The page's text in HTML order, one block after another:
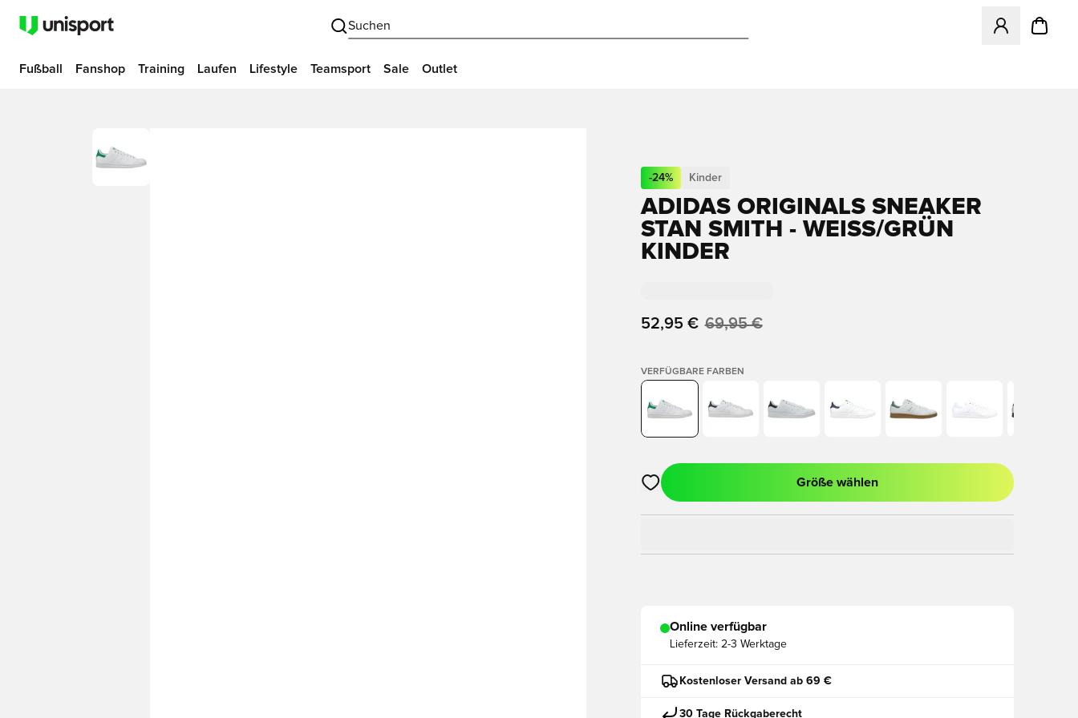
Suchen
Öffnet ein
Fußball Fanshop Training Laufen Lifestyle Teamsport Sale Outlet
-24% Kinder
ADIDAS ORIGINALS SNEAKER
STAN SMITH - WEISS/GRÜN K
INDER
52,95 € 69,95 €
VERFÜGBARE FARBEN
Öffnet ein neues Fenster zum Anmelden oder Registrieren als Mitglied
Größe wählen
Online verfügbar
Lieferzeit: 2-3 Werktage
Kostenloser Versand ab 69 €
30 Tage Rückgaberecht